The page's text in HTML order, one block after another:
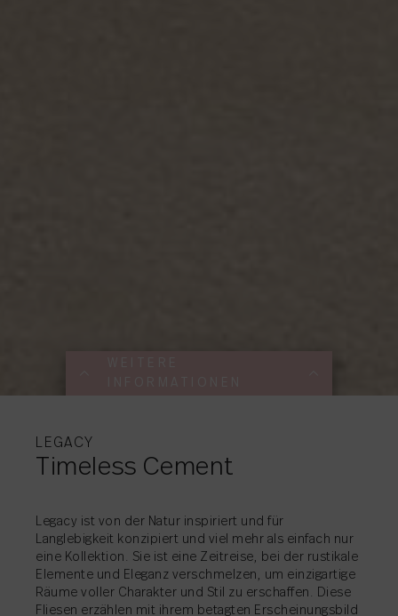
AKTIE→
AKTIE→
AKTIE→
LEGACY
Timeless Cement
Legacy ist von der Natur inspiriert und für
Langlebigkeit konzipiert und viel mehr als einfach nur
eine Kollektion. Sie ist eine Zeitreise, bei der rustikale
Elemente und Eleganz verschmelzen, um einzigartige
Räume voller Charakter und Stil zu erschaffen. Diese
Fliesen erzählen mit ihrem betagten Erscheinungsbild